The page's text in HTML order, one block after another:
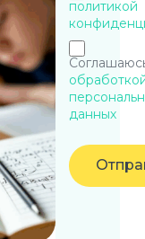
политикой
данных